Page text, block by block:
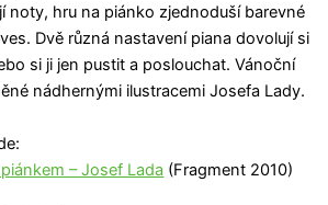
noty, hru na piánko zjednoduší barevné
Dvě různá nastavení piana dovolují si
si ji jen pustit a poslouchat. Vánoční
nádhernými ilustracemi Josefa Lady.
– Josef Lada (Fragment 2010)